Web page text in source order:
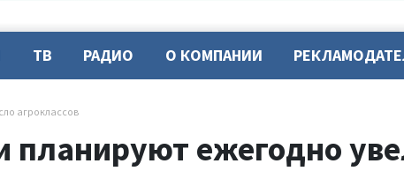
ТВ РАДИО О КОМПАНИИ
агроклассов
планируют ежегодно